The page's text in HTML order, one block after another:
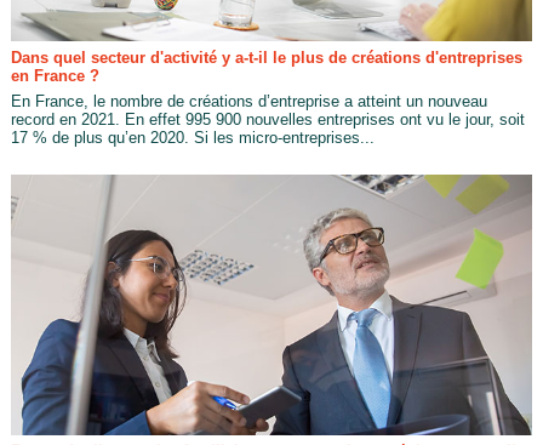
Dans quel secteur d'activité y a-t-il le plus de créations d'entreprises
en France ?
En France, le nombre de créations d’entreprise a atteint un nouveau
record en 2021. En effet 995 900 nouvelles entreprises ont vu le jour, soit
17 % de plus qu’en 2020. Si les micro-entreprises...